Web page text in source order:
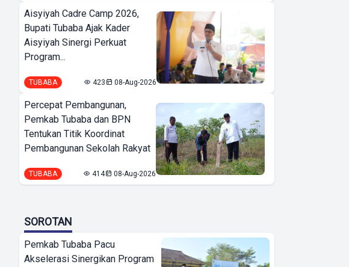
Aisyiyah Cadre Camp 2026,
Bupati Tubaba Ajak Kader
Aisyiyah Sinergi Perkuat
Program...
TUBABA 423 08-Aug-2026
Percepat Pembangunan,
Pemkab Tubaba dan BPN
Tentukan Titik Koordinat
Pembangunan Sekolah Rakyat
TUBABA 414 08-Aug-2026
SOROTAN
Pemkab Tubaba Pacu
Akselerasi Sinergikan Program